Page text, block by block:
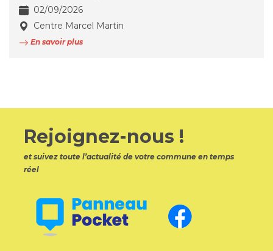
02/09/2026
Centre Marcel Martin
En savoir plus
Rejoignez-nous !
et suivez toute l’actualité de votre commune en temps
réel